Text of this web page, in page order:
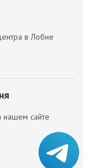
в Лобне
нашем сайте